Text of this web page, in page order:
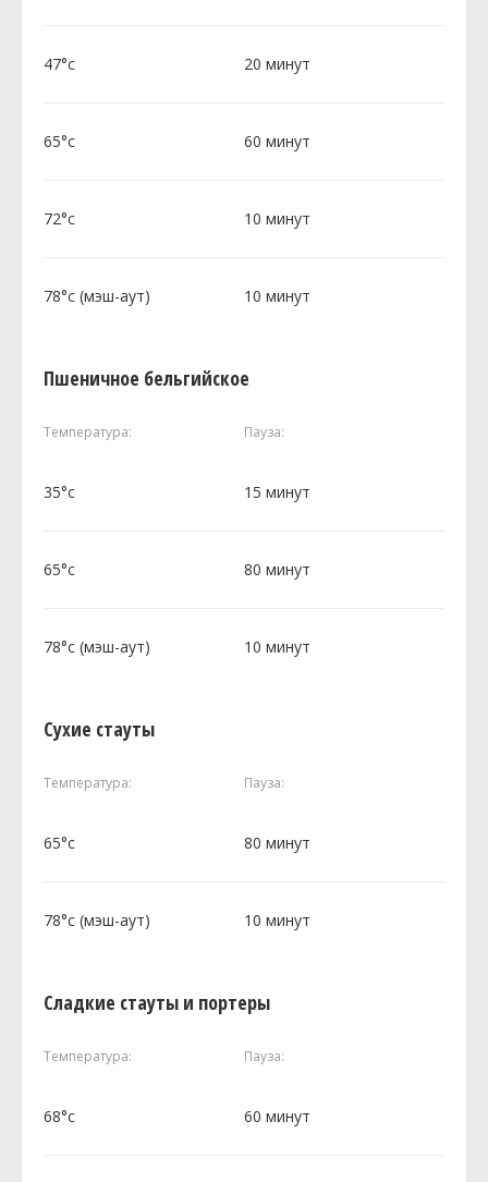
47°c 20 минут
65°c 60 минут
72°c 10 минут
78°c (мэш-аут) 10 минут
Пшеничное бельгийское
Температура: Пауза:
35°c 15 минут
65°c 80 минут
78°c (мэш-аут) 10 минут
Сухие стауты
Температура: Пауза:
65°c 80 минут
78°c (мэш-аут) 10 минут
Сладкие стауты и портеры
Температура: Пауза:
68°c 60 минут